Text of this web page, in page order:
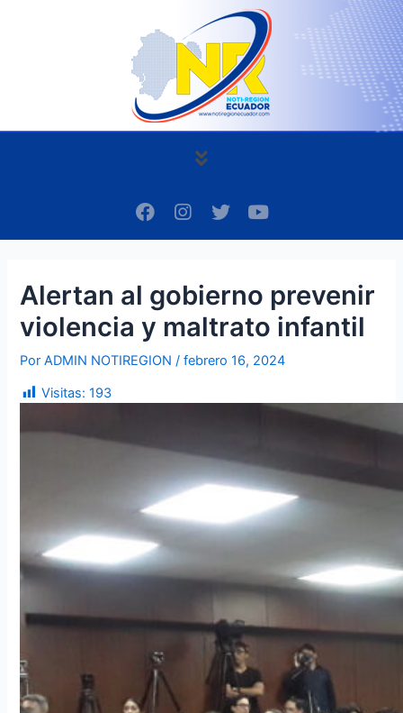
Menú
F
a
c
o
o
k
I
n
s
g
a
m
T
w
i
e
Y
o
u
b
Alertan al gobierno prevenir
violencia y maltrato infantil
PorADMIN NOTIREGION/febrero 16, 2024
Visitas: 193